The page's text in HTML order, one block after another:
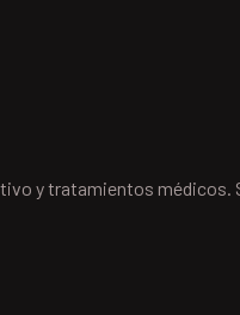
y tratamientos médicos.